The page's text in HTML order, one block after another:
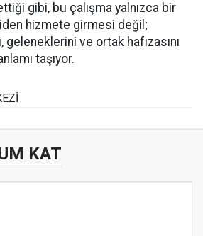
gibi, bu çalışma yalnızca bir
hizmete girmesi değil;
geleneklerini ve ortak hafızasını
taşıyor.
KAT